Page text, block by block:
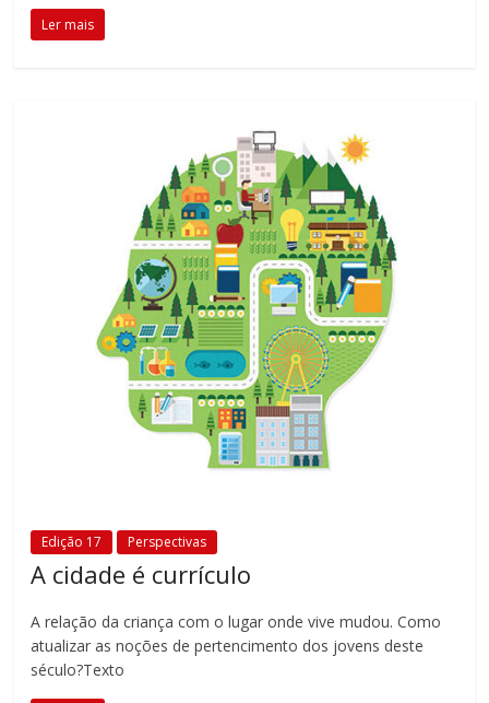
Ler mais
Edição 17 Perspectivas
A cidade é currículo
A relação da criança com o lugar onde vive mudou. Como
atualizar as noções de pertencimento dos jovens deste
século?Texto